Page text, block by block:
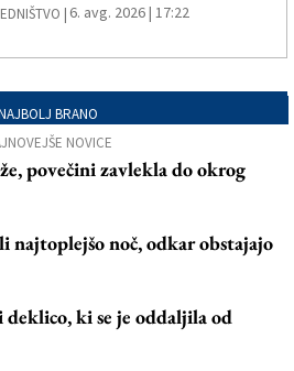
| 6. avg. 2026 | 17:22
BRANO
NOVICE
povečini zavlekla do okrog
najtoplejšo noč, odkar obstajajo
ki se je oddaljila od